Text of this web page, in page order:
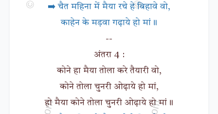
➡️ चैत महिना में मैया रचे हे बिहावे वो,
काहेन के मड़वा गढ़ाये हो मां॥
--
अंतरा 4 :
कोने हा मैया तोला करे तैयारी वो,
कोने तोला चुनरी ओढ़ाये हो मां,
हो मैया कोने तोला चुनरी ओढ़ाये हो मां॥